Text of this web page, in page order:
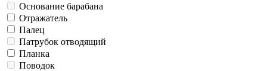
Основание барабана
Отражатель
Палец
Патрубок отводящий
Планка
Поводок